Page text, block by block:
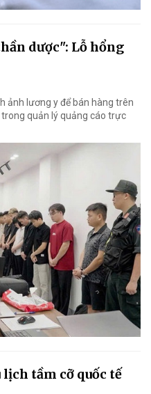
dược": Lỗ hổng
ảnh lương y để bán hàng trên
quản lý quảng cáo trực
tầm cỡ quốc tế